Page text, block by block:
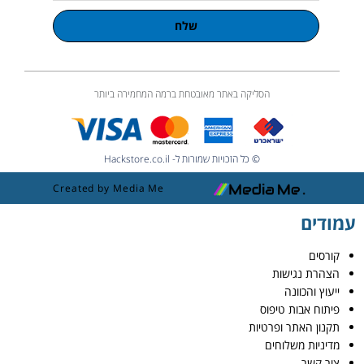
שלח
הסליקה באתר מאובטחת ברמה המחמירה ביותר
© כל הזכויות שמורות ל- Hackstore.co.il
Created by Media Me
עמודים
קורסים
הצהרת נגישות
ייעוץ והכוונה
פיתוח אבות טיפוס
תקנון האתר ופרטיות
מדיניות משלוחים